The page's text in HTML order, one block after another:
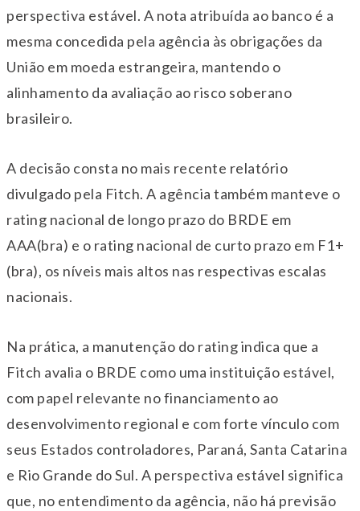
perspectiva estável. A nota atribuída ao banco é a
mesma concedida pela agência às obrigações da
União em moeda estrangeira, mantendo o
alinhamento da avaliação ao risco soberano
brasileiro.
A decisão consta no mais recente relatório
divulgado pela Fitch. A agência também manteve o
rating nacional de longo prazo do BRDE em
AAA(bra) e o rating nacional de curto prazo em F1+
(bra), os níveis mais altos nas respectivas escalas
nacionais.
Na prática, a manutenção do rating indica que a
Fitch avalia o BRDE como uma instituição estável,
com papel relevante no financiamento ao
desenvolvimento regional e com forte vínculo com
seus Estados controladores, Paraná, Santa Catarina
e Rio Grande do Sul. A perspectiva estável significa
que, no entendimento da agência, não há previsão